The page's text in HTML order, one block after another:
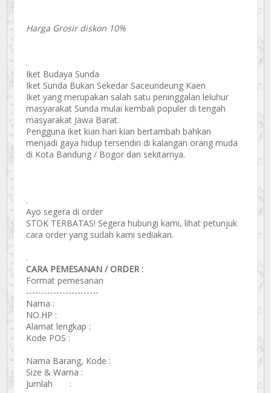
Harga Grosir diskon 10%
.
Iket Budaya Sunda
Iket Sunda Bukan Sekedar Saceundeung Kaen
Iket yang merupakan salah satu peninggalan leluhur
masyarakat Sunda mulai kembali populer di tengah
masyarakat Jawa Barat.
Pengguna iket kian hari kian bertambah bahkan
menjadi gaya hidup tersendiri di kalangan orang muda
di Kota Bandung / Bogor dan sekitarnya.
.
Ayo segera di order
STOK TERBATAS! Segera hubungi kami, lihat petunjuk
cara order yang sudah kami sediakan.
.
CARA PEMESANAN / ORDER :
Format pemesanan
------------------------
Nama :
NO.HP :
Alamat lengkap :
Kode POS :
Nama Barang, Kode :
Size & Warna :
Jumlah :